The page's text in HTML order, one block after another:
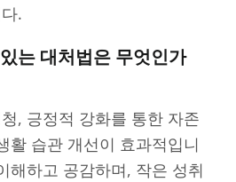
.
는 대처법은 무엇인가
, 긍정적 강화를 통한 자존
활 습관 개선이 효과적입니
해하고 공감하며, 작은 성취